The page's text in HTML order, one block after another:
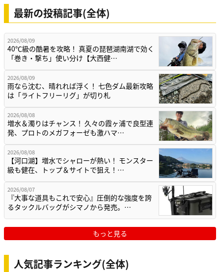
最新の投稿記事(全体)
2026/08/09
40℃級の酷暑を攻略！ 真夏の琵琶湖南湖で効く
「巻き・撃ち」使い分け【大西健…
2026/08/09
雨なら沈む、晴れれば浮く！ 七色ダム最新攻略
は「ライトフリーリグ」が切り札
2026/08/08
増水＆濁りはチャンス！ 久々の霞ヶ浦で良型連
発、プロトのメガフォーゼも激ハマ…
2026/08/08
【河口湖】増水でシャローが熱い！ モンスター
級も健在、トップ＆サイトで狙え！…
2026/08/07
『大事な道具もこれで安心』圧倒的な強度を誇
るタックルバッグがシマノから発売。…
もっと見る
人気記事ランキング(全体)